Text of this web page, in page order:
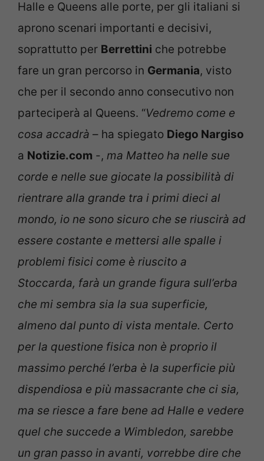
Halle e Queens alle porte, per gli italiani si
aprono scenari importanti e decisivi,
soprattutto per Berrettini che potrebbe
fare un gran percorso in Germania, visto
che per il secondo anno consecutivo non
parteciperà al Queens. “Vedremo come e
cosa accadrà – ha spiegato Diego Nargiso
a Notizie.com -, ma Matteo ha nelle sue
corde e nelle sue giocate la possibilità di
rientrare alla grande tra i primi dieci al
mondo, io ne sono sicuro che se riuscirà ad
essere costante e mettersi alle spalle i
problemi fisici come è riuscito a
Stoccarda, farà un grande figura sull’erba
che mi sembra sia la sua superficie,
almeno dal punto di vista mentale. Certo
per la questione fisica non è proprio il
massimo perché l’erba è la superficie più
dispendiosa e più massacrante che ci sia,
ma se riesce a fare bene ad Halle e vedere
quel che succede a Wimbledon, sarebbe
un gran passo in avanti, vorrebbe dire che